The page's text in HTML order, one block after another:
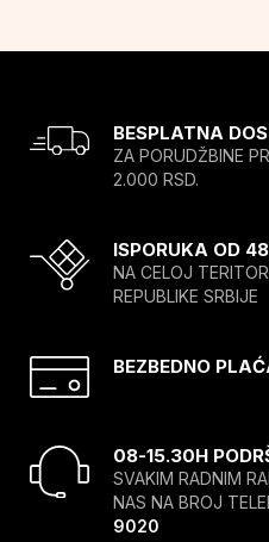
BESPLATNA
ZA PORUDŽBINE
2.000 RSD.
ISPORUKA OD
NA CELOJ
REPUBLIKE SRBIJE
BEZBEDNO
08-15.30H
SVAKIM RADNIM
NAS NA BROJ
9020